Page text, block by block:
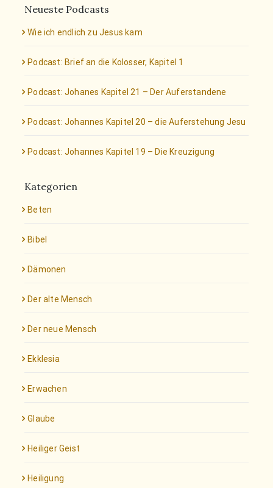
Neueste Podcasts
Wie ich endlich zu Jesus kam
Podcast: Brief an die Kolosser, Kapitel 1
Podcast: Johanes Kapitel 21 – Der Auferstandene
Podcast: Johannes Kapitel 20 – die Auferstehung Jesu
Podcast: Johannes Kapitel 19 – Die Kreuzigung
Kategorien
Beten
Bibel
Dämonen
Der alte Mensch
Der neue Mensch
Ekklesia
Erwachen
Glaube
Heiliger Geist
Heiligung